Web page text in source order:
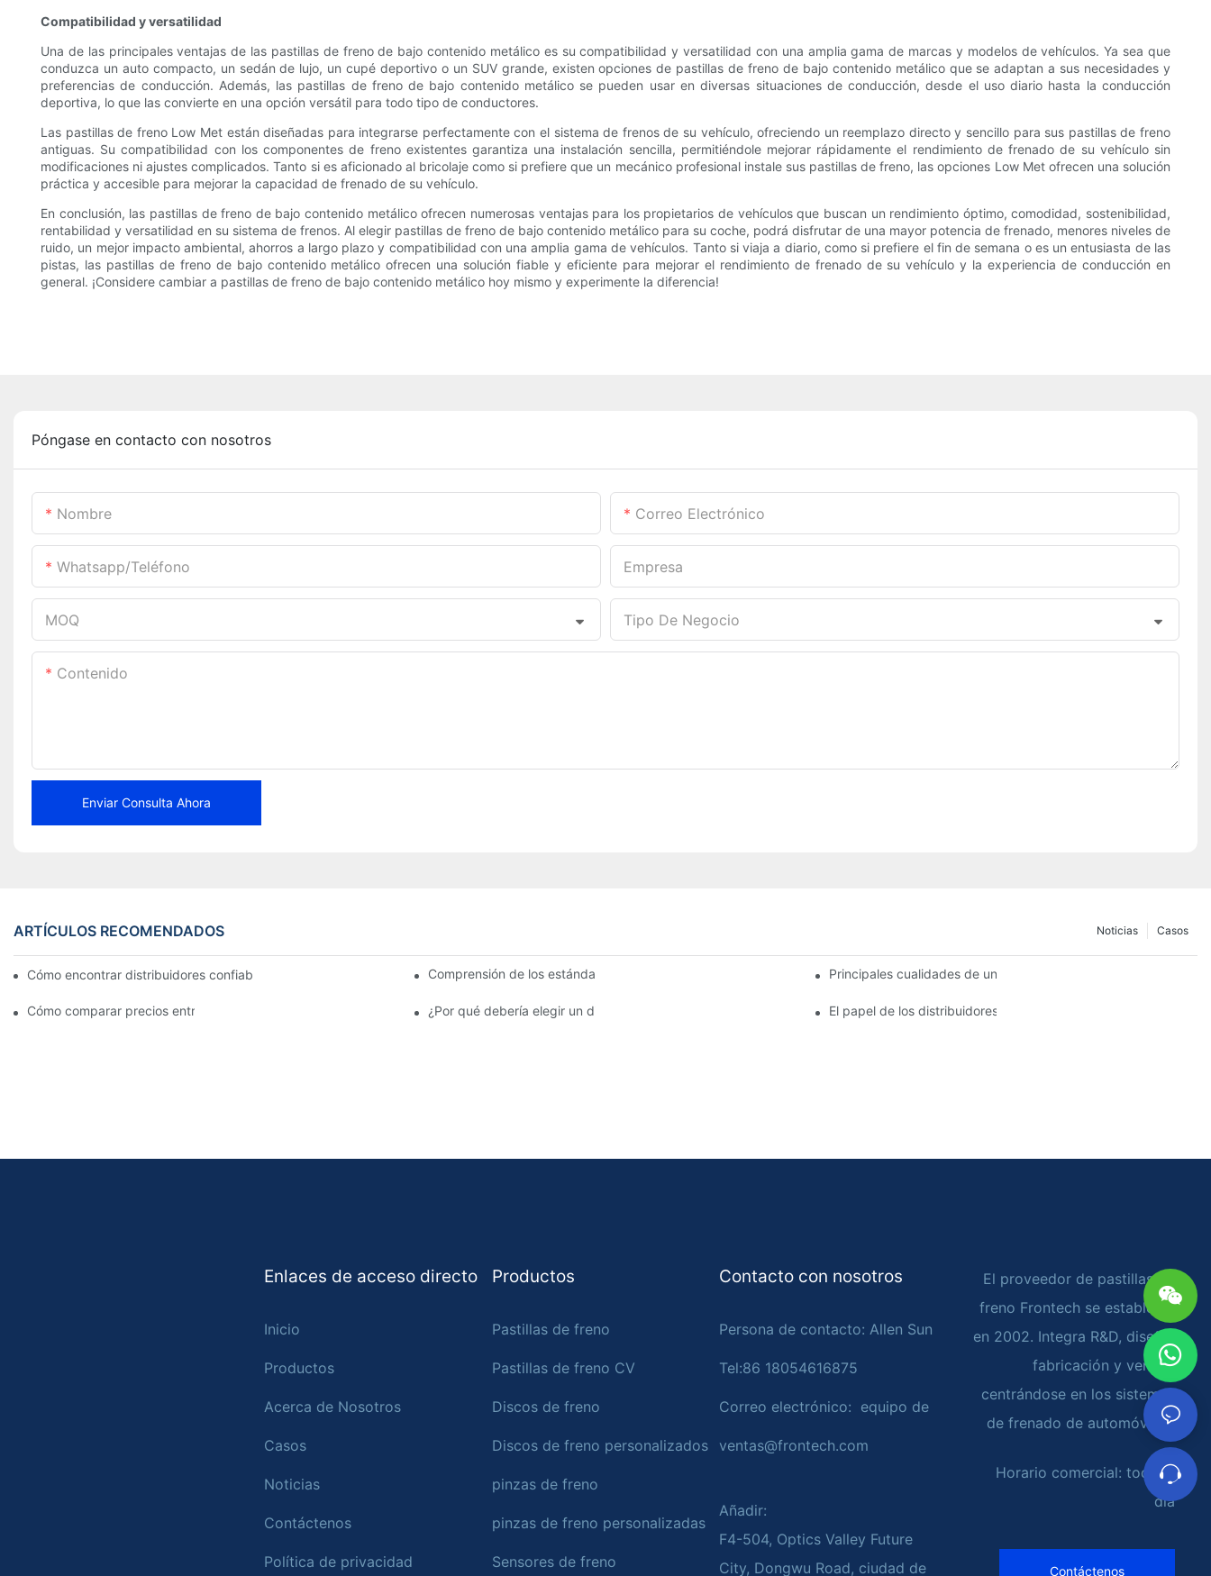
Compatibilidad y versatilidad
Una de las principales ventajas de las pastillas de freno de bajo contenido metálico es su compatibilidad y versatilidad con una amplia gama de marcas y modelos de vehículos. Ya sea que
conduzca un auto compacto, un sedán de lujo, un cupé deportivo o un SUV grande, existen opciones de pastillas de freno de bajo contenido metálico que se adaptan a sus necesidades y
preferencias de conducción. Además, las pastillas de freno de bajo contenido metálico se pueden usar en diversas situaciones de conducción, desde el uso diario hasta la conducción
deportiva, lo que las convierte en una opción versátil para todo tipo de conductores.
Las pastillas de freno Low Met están diseñadas para integrarse perfectamente con el sistema de frenos de su vehículo, ofreciendo un reemplazo directo y sencillo para sus pastillas de freno
antiguas. Su compatibilidad con los componentes de freno existentes garantiza una instalación sencilla, permitiéndole mejorar rápidamente el rendimiento de frenado de su vehículo sin
modificaciones ni ajustes complicados. Tanto si es aficionado al bricolaje como si prefiere que un mecánico profesional instale sus pastillas de freno, las opciones Low Met ofrecen una solución
práctica y accesible para mejorar la capacidad de frenado de su vehículo.
En conclusión, las pastillas de freno de bajo contenido metálico ofrecen numerosas ventajas para los propietarios de vehículos que buscan un rendimiento óptimo, comodidad, sostenibilidad,
rentabilidad y versatilidad en su sistema de frenos. Al elegir pastillas de freno de bajo contenido metálico para su coche, podrá disfrutar de una mayor potencia de frenado, menores niveles de
ruido, un mejor impacto ambiental, ahorros a largo plazo y compatibilidad con una amplia gama de vehículos. Tanto si viaja a diario, como si prefiere el fin de semana o es un entusiasta de las
pistas, las pastillas de freno de bajo contenido metálico ofrecen una solución fiable y eficiente para mejorar el rendimiento de frenado de su vehículo y la experiencia de conducción en
general. ¡Considere cambiar a pastillas de freno de bajo contenido metálico hoy mismo y experimente la diferencia!
Póngase en contacto con nosotros
Nombre Correo Electrónico
Whatsapp/teléfono Empresa
MOQ Tipo De Negocio
Contenido
Enviar Consulta Ahora
ARTÍCULOS RECOMENDADOS Casos
Noticias
Cómo encontrar distribuidores confiables de pastillas de freno para su negocioComprensión de los estándares de calidad entre los fabricantes de pastillas de frenoPrincipales cualidades de un distribuidor confiable de pastillas
Cómo comparar precios entre distribuidores de pastillas de freno ¿Por qué debería elegir un distribuidor autorizado de pastillas de freno?El papel de los distribuidores de pastillas de freno en el
Enlaces de acceso directo
Inicio
Productos
Acerca de Nosotros
Casos
Noticias
Contáctenos
Política de privacidad
Productos
Pastillas de freno
Pastillas de freno CV
Discos de freno
Discos de freno personalizados
pinzas de freno
pinzas de freno personalizadas
Sensores de freno
Contacto con nosotros
Persona de contacto: Allen Sun
Tel:86 18054616875
Correo electrónico: equipo de
ventas@frontech.com
Añadir:
F4-504, Optics Valley Future
City, Dongwu Road, ciudad de
El proveedor de pastillas de
freno Frontech se estableció
en 2002. Integra R&D, diseño,
fabricación y ventas,
centrándose en los sistemas
de frenado de automóviles
Horario comercial: todo el
día
Contáctenos